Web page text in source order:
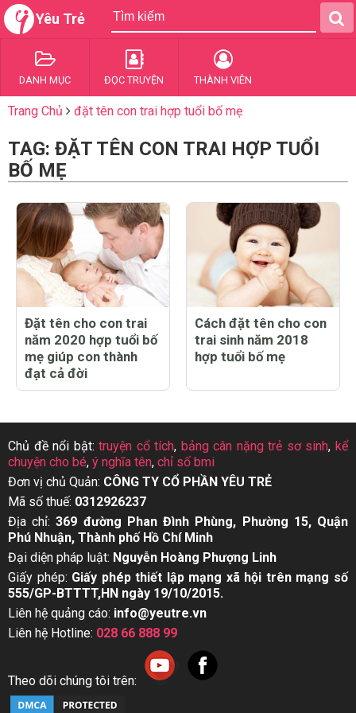
Yêu Trẻ
DANH MỤC ĐỌC TRUYỆN THÀNH VIÊN
Trang Chủ đặt tên con trai hợp tuổi bố mẹ
TAG: ĐẶT TÊN CON TRAI HỢP TUỔI
BỐ MẸ
Đặt tên cho con trai
năm 2020 hợp tuổi bố
mẹ giúp con thành
đạt cả đời
Cách đặt tên cho con
trai sinh năm 2018
hợp tuổi bố mẹ
Chủ đề nổi bật:truyện cổ tích, bảng cân nặng trẻ sơ sinh,kể
chuyện cho bé, ý nghĩa tên, chỉ số bmi
Đơn vị chủ Quản: CÔNG TY CỔ PHẦN YÊU TRẺ
Mã số thuế: 0312926237
Địa chỉ:369 đường Phan Đình Phùng, Phường 15, Quận
Phú Nhuận, Thành phố Hồ Chí Minh
Đại diện pháp luật: Nguyễn Hoàng Phượng Linh
Giấy phép: Giấy phép thiết lập mạng xã hội trên mạng số
555/GP-BTTTT,HN ngày 19/10/2015.
Liên hệ quảng cáo: info@yeutre.vn
Liên hệ Hotline: 028 66 888 99
Theo dõi chúng tôi trên: